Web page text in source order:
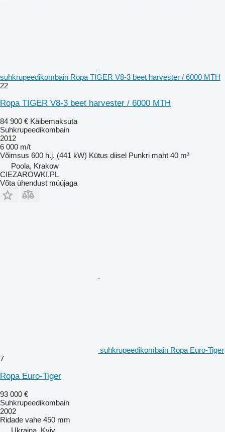
suhkrupeedikombain Ropa TIGER V8-3 beet harvester / 6000 MTH
22
Ropa TIGER V8-3 beet harvester / 6000 MTH
84 900 € Käibemaksuta
Suhkrupeedikombain
2012
6 000 m/t
Võimsus 600 h.j. (441 kW) Kütus diisel Punkri maht 40 m³
Poola, Krakow
CIEZAROWKI.PL
Võta ühendust müüjaga
suhkrupeedikombain Ropa Euro-Tiger
7
Ropa Euro-Tiger
93 000 €
Suhkrupeedikombain
2002
Ridade vahe 450 mm
Ukraina, Kyiv